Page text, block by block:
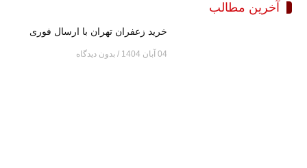
آخرین مطالب
خرید زعفران تهران با ارسال فوری
04 آبان 1404 بدون دیدگاه